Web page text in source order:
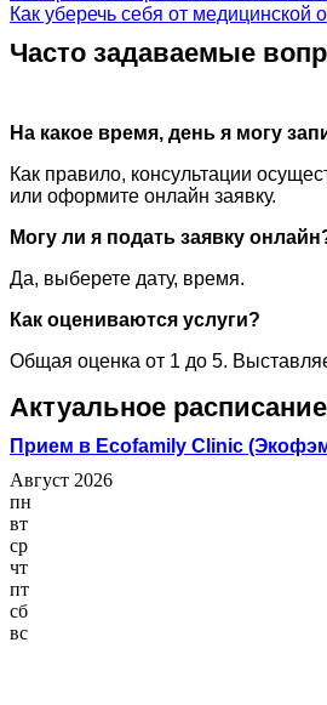
Как уберечь себя от медицинской
Часто задаваемые
На какое время, день я могу
Как правило, консультации
или оформите онлайн заявку.
Могу ли я подать заявку
Да, выберете дату, время.
Как оцениваются услуги?
Общая оценка от 1 до 5.
Актуальное расписание
Прием в Ecofamily Clinic
Август 2026
пн
вт
ср
чт
пт
сб
вс